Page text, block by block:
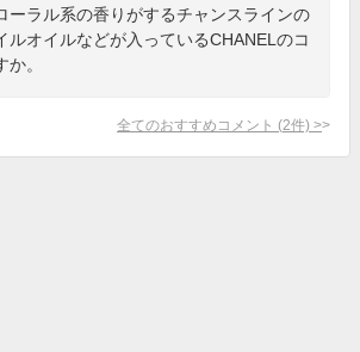
ーラル系の香りがするチャンスラインの
ルオイルなどが入っているCHANELのコ
。
全てのおすすめコメント (2件) >